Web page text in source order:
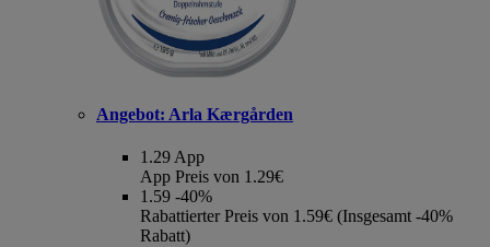
Angebot: Arla Kærgården
1.29 App
App Preis von 1.29€
1.59 -40%
Rabattierter Preis von 1.59€ (Insgesamt -40%
Rabatt)